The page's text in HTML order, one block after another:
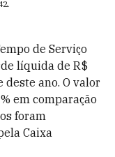
.
de Serviço
líquida de R$
ano. O valor
em comparação
foram
Caixa